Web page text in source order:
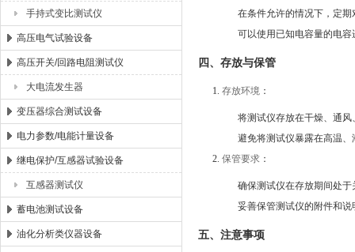
手持式变比测试仪
高压电气试验设备
高压开关/回路电阻测试仪
大电流发生器
变压器综合测试设备
电力参数/电能计量设备
继电保护/互感器试验设备
互感器测试仪
蓄电池测试设备
油化分析类仪器设备
在条件允许的情况下，定
可以使用已知电容量的电
四、存放与保管
存放环境 ：
将测试仪存放在干燥、通
避免将测试仪暴露在高温
保管要求 ：
确保测试仪在存放期间处
妥善保管测试仪的附件和
五、注意事项